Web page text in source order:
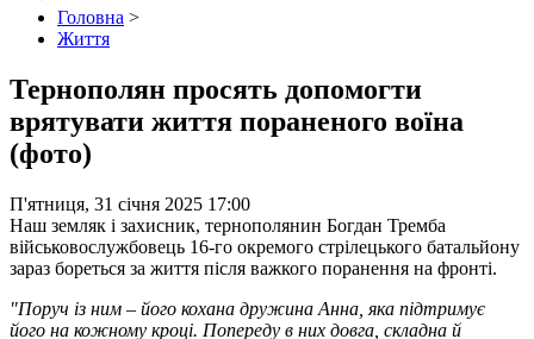
Головна >
Життя
Тернополян просять допомогти
врятувати життя пораненого воїна
(фото)
П'ятниця, 31 січня 2025 17:00
Наш земляк і захисник, тернополянин Богдан Тремба
військовослужбовець 16-го окремого стрілецького батальйону
зараз бореться за життя після важкого поранення на фронті.
"Поруч із ним – його кохана дружина Анна, яка підтримує
його на кожному кроці. Попереду в них довга, складна й